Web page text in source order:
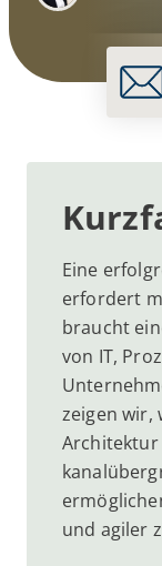
Eine
erfordert
braucht
von IT,
zeigen wir,
Architektur
und agiler